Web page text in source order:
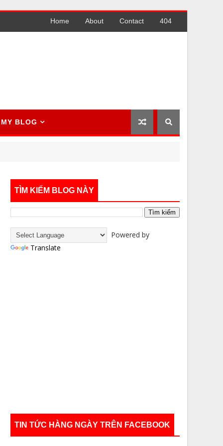
Home About Contact 404
MY BLOG
TÌM KIẾM BLOG NÀY
Powered by
Translate
TIN TỨC HÀNG NGÀY TRÊN FACEBOOK